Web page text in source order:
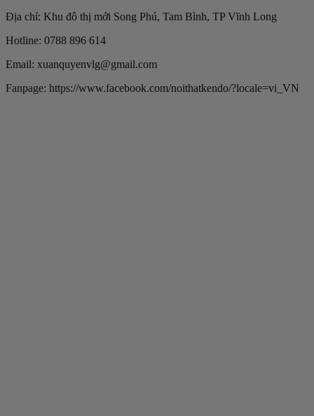
Địa chỉ: Khu đô thị mới Song Phú, Tam Bình, TP Vĩnh Long
Hotline: 0788 896 614
Email: xuanquyenvlg@gmail.com
Fanpage: https://www.facebook.com/noithatkendo/?locale=vi_VN